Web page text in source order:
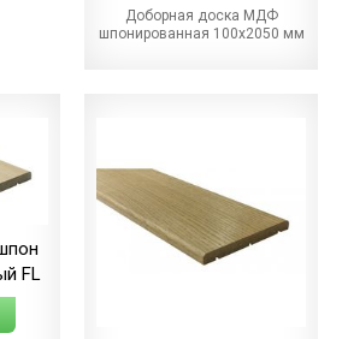
Доборная доска МДФ
шпонированная 100х2050 мм
FL